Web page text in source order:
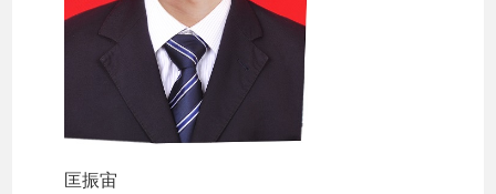
匡振宙